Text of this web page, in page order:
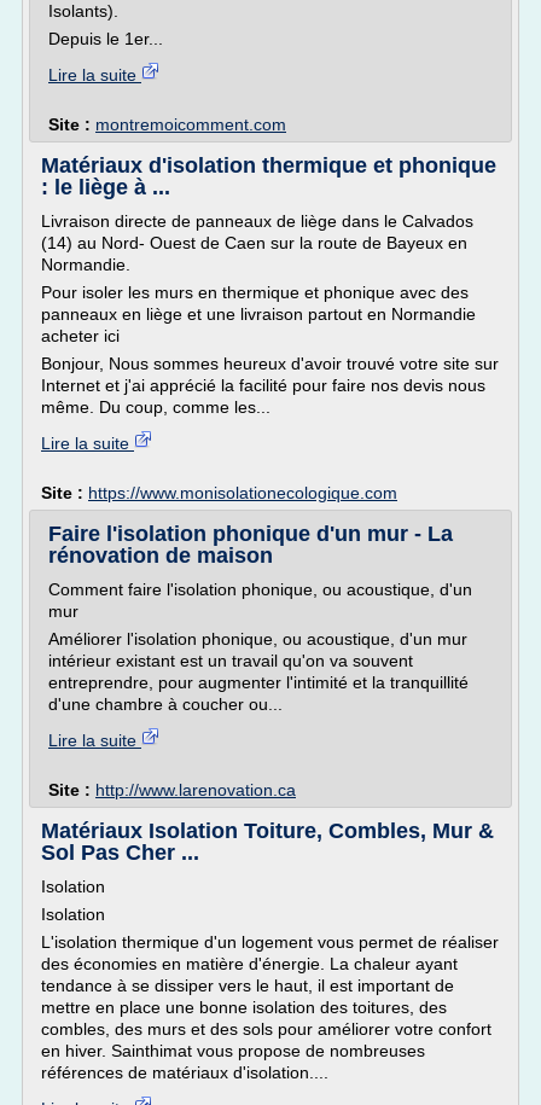
Isolants).
Depuis le 1er...
Lire la suite
Site : montremoicomment.com
Matériaux d'isolation thermique et phonique
: le liège à ...
Livraison directe de panneaux de liège dans le Calvados
(14) au Nord- Ouest de Caen sur la route de Bayeux en
Normandie.
Pour isoler les murs en thermique et phonique avec des
panneaux en liège et une livraison partout en Normandie
acheter ici
Bonjour, Nous sommes heureux d'avoir trouvé votre site sur
Internet et j'ai apprécié la facilité pour faire nos devis nous
même. Du coup, comme les...
Lire la suite
Site : https://www.monisolationecologique.com
Faire l'isolation phonique d'un mur - La
rénovation de maison
Comment faire l'isolation phonique, ou acoustique, d'un
mur
Améliorer l'isolation phonique, ou acoustique, d'un mur
intérieur existant est un travail qu'on va souvent
entreprendre, pour augmenter l'intimité et la tranquillité
d'une chambre à coucher ou...
Lire la suite
Site : http://www.larenovation.ca
Matériaux Isolation Toiture, Combles, Mur &
Sol Pas Cher ...
Isolation
Isolation
L'isolation thermique d'un logement vous permet de réaliser
des économies en matière d'énergie. La chaleur ayant
tendance à se dissiper vers le haut, il est important de
mettre en place une bonne isolation des toitures, des
combles, des murs et des sols pour améliorer votre confort
en hiver. Sainthimat vous propose de nombreuses
références de matériaux d'isolation....